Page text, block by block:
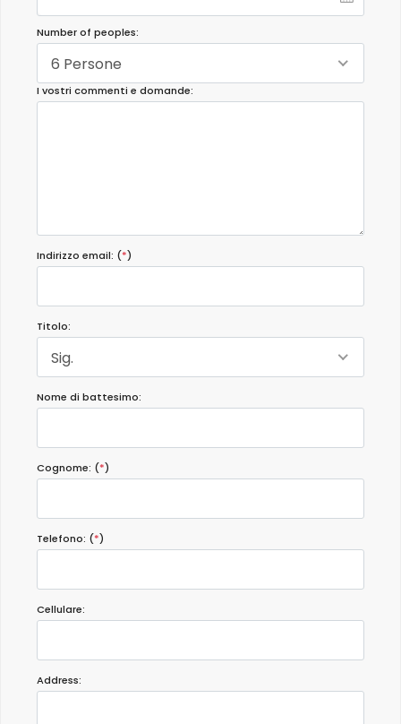
Number of peoples:
6 Persone
I vostri commenti e domande:
Indirizzo email: (*)
Titolo:
Sig.
Nome di battesimo:
Cognome: (*)
Telefono: (*)
Cellulare:
Address: